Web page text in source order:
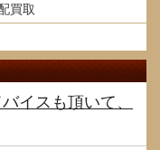
買取
イスも頂いて、